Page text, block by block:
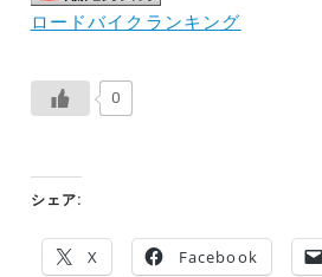
ロードバイクランキング
0
シェア:
X Facebook